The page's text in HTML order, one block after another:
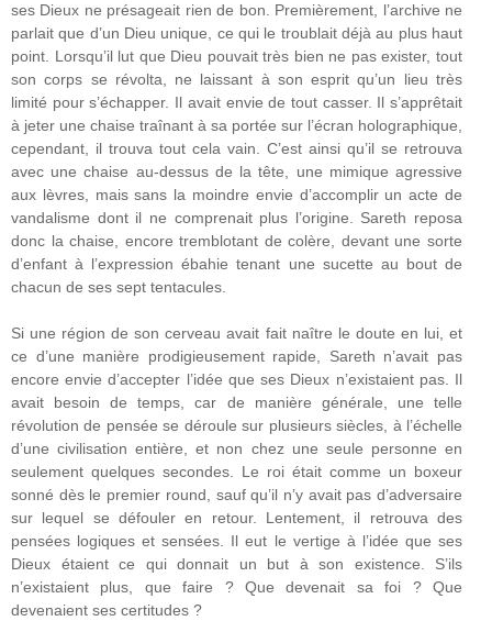
ses Dieux ne présageait rien de bon. Premièrement, l’archive ne
parlait que d’un Dieu unique, ce qui le troublait déjà au plus haut
point. Lorsqu’il lut que Dieu pouvait très bien ne pas exister, tout
son corps se révolta, ne laissant à son esprit qu’un lieu très
limité pour s’échapper. Il avait envie de tout casser. Il s’apprêtait
à jeter une chaise traînant à sa portée sur l’écran holographique,
cependant, il trouva tout cela vain. C’est ainsi qu’il se retrouva
avec une chaise au-dessus de la tête, une mimique agressive
aux lèvres, mais sans la moindre envie d’accomplir un acte de
vandalisme dont il ne comprenait plus l’origine. Sareth reposa
donc la chaise, encore tremblotant de colère, devant une sorte
d’enfant à l’expression ébahie tenant une sucette au bout de
chacun de ses sept tentacules.
Si une région de son cerveau avait fait naître le doute en lui, et
ce d’une manière prodigieusement rapide, Sareth n’avait pas
encore envie d’accepter l’idée que ses Dieux n’existaient pas. Il
avait besoin de temps, car de manière générale, une telle
révolution de pensée se déroule sur plusieurs siècles, à l’échelle
d’une civilisation entière, et non chez une seule personne en
seulement quelques secondes. Le roi était comme un boxeur
sonné dès le premier round, sauf qu’il n’y avait pas d’adversaire
sur lequel se défouler en retour. Lentement, il retrouva des
pensées logiques et sensées. Il eut le vertige à l’idée que ses
Dieux étaient ce qui donnait un but à son existence. S’ils
n’existaient plus, que faire ? Que devenait sa foi ? Que
devenaient ses certitudes ?